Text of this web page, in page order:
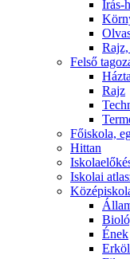
Írás-
Felső
Rajz
Főiskola,
Hittan
Iskolai
Ének